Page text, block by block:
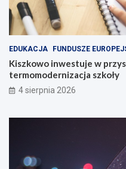
EDUKACJA FUNDUSZE
Kiszkowo inwestuje w
termomodernizacja szkoły
4 sierpnia 2026